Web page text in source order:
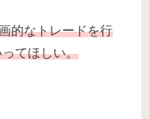
的なトレードを行
てほしい。